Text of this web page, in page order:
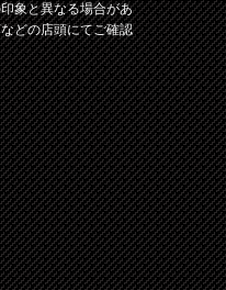
象と異なる場合があ
どの店頭にてご確認